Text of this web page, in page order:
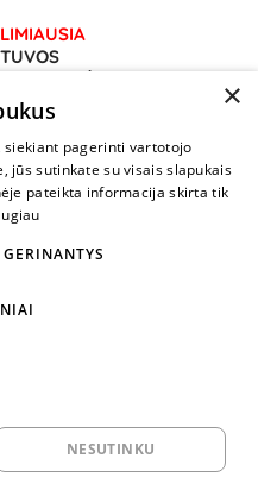
NENUSTOK
ŽAISTI
×
siekiant pagerinti vartotojo
jūs sutinkate su visais slapukais
pateikta informacija skirta tik
NESUTINKU